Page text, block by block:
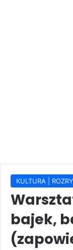
KULTURA |
bajek,